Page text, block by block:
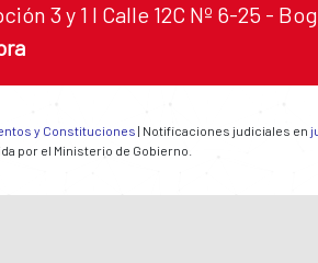
3 y 1 I Calle 12C Nº 6-25 -
y Constituciones | Notificaciones judiciales en
por el Ministerio de Gobierno.